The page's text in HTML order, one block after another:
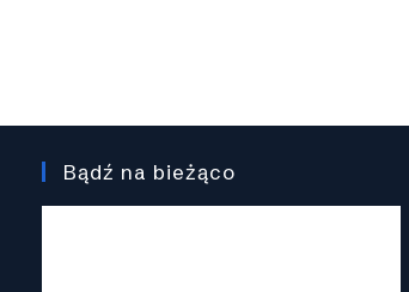
Bądź na bieżąco